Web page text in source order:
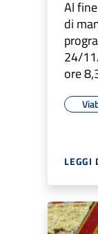
Al
di
24/
ore
LEGGI